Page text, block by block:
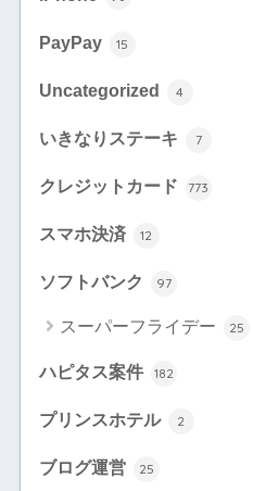
PayPay 15
Uncategorized 4
いきなりステーキ 7
クレジットカード 773
スマホ決済 12
ソフトバンク 97
スーパーフライデー 25
ハピタス案件 182
プリンスホテル 2
ブログ運営 25